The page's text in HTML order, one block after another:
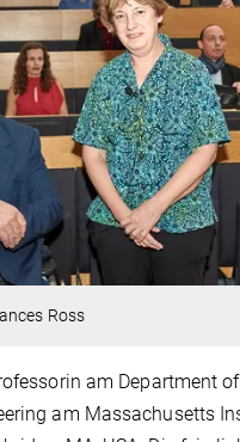
Ross
am Department
am Massachusetts